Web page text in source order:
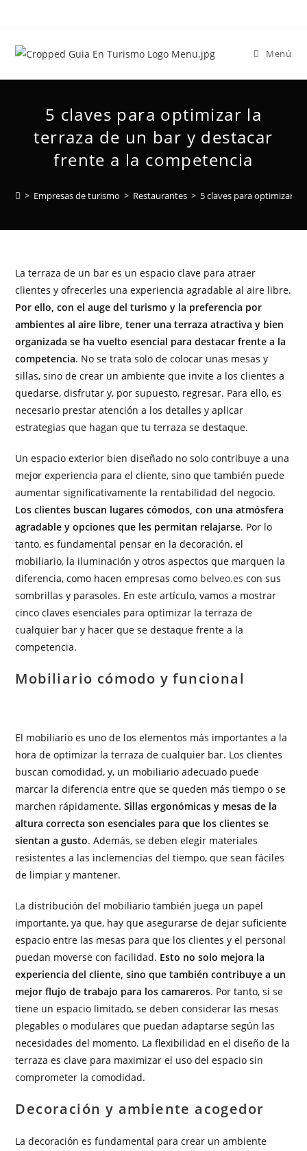
Menú
5 claves para optimizar la
terraza de un bar y destacar
frente a la competencia
> Empresas de turismo > Restaurantes > 5 claves para optimizar
La terraza de un bar es un espacio clave para atraer
clientes y ofrecerles una experiencia agradable al aire libre.
Por ello, con el auge del turismo y la preferencia por
ambientes al aire libre, tener una terraza atractiva y bien
organizada se ha vuelto esencial para destacar frente a la
competencia. No se trata solo de colocar unas mesas y
sillas, sino de crear un ambiente que invite a los clientes a
quedarse, disfrutar y, por supuesto, regresar. Para ello, es
necesario prestar atención a los detalles y aplicar
estrategias que hagan que tu terraza se destaque.
Un espacio exterior bien diseñado no solo contribuye a una
mejor experiencia para el cliente, sino que también puede
aumentar significativamente la rentabilidad del negocio.
Los clientes buscan lugares cómodos, con una atmósfera
agradable y opciones que les permitan relajarse. Por lo
tanto, es fundamental pensar en la decoración, el
mobiliario, la iluminación y otros aspectos que marquen la
diferencia, como hacen empresas como belveo.es con sus
sombrillas y parasoles. En este artículo, vamos a mostrar
cinco claves esenciales para optimizar la terraza de
cualquier bar y hacer que se destaque frente a la
competencia.
Mobiliario cómodo y funcional
El mobiliario es uno de los elementos más importantes a la
hora de optimizar la terraza de cualquier bar. Los clientes
buscan comodidad, y, un mobiliario adecuado puede
marcar la diferencia entre que se queden más tiempo o se
marchen rápidamente.Sillas ergonómicas y mesas de la
altura correcta son esenciales para que los clientes se
sientan a gusto. Además, se deben elegir materiales
resistentes a las inclemencias del tiempo, que sean fáciles
de limpiar y mantener.
La distribución del mobiliario también juega un papel
importante, ya que, hay que asegurarse de dejar suficiente
espacio entre las mesas para que los clientes y el personal
puedan moverse con facilidad. Esto no solo mejora la
experiencia del cliente, sino que también contribuye a un
mejor flujo de trabajo para los camareros. Por tanto, si se
tiene un espacio limitado, se deben considerar las mesas
plegables o modulares que puedan adaptarse según las
necesidades del momento. La flexibilidad en el diseño de la
terraza es clave para maximizar el uso del espacio sin
comprometer la comodidad.
Decoración y ambiente acogedor
La decoración es fundamental para crear un ambiente